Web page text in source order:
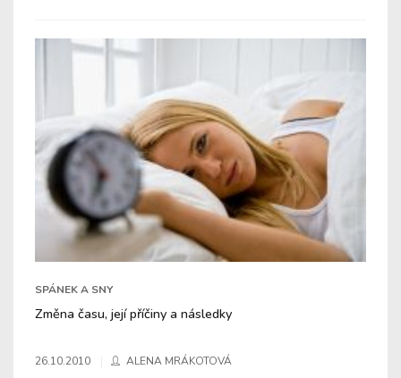
SPÁNEK A SNY
Změna času, její příčiny a následky
26.10.2010 ALENA MRÁKOTOVÁ